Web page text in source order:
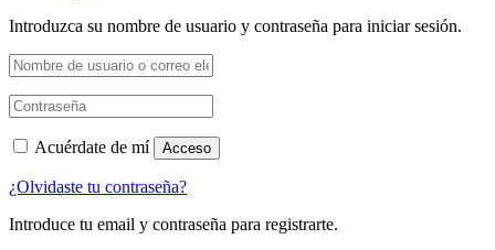
Introduzca su nombre de usuario y contraseña para iniciar sesión.
Acuérdate de mí Acceso
¿Olvidaste tu contraseña?
Introduce tu email y contraseña para registrarte.